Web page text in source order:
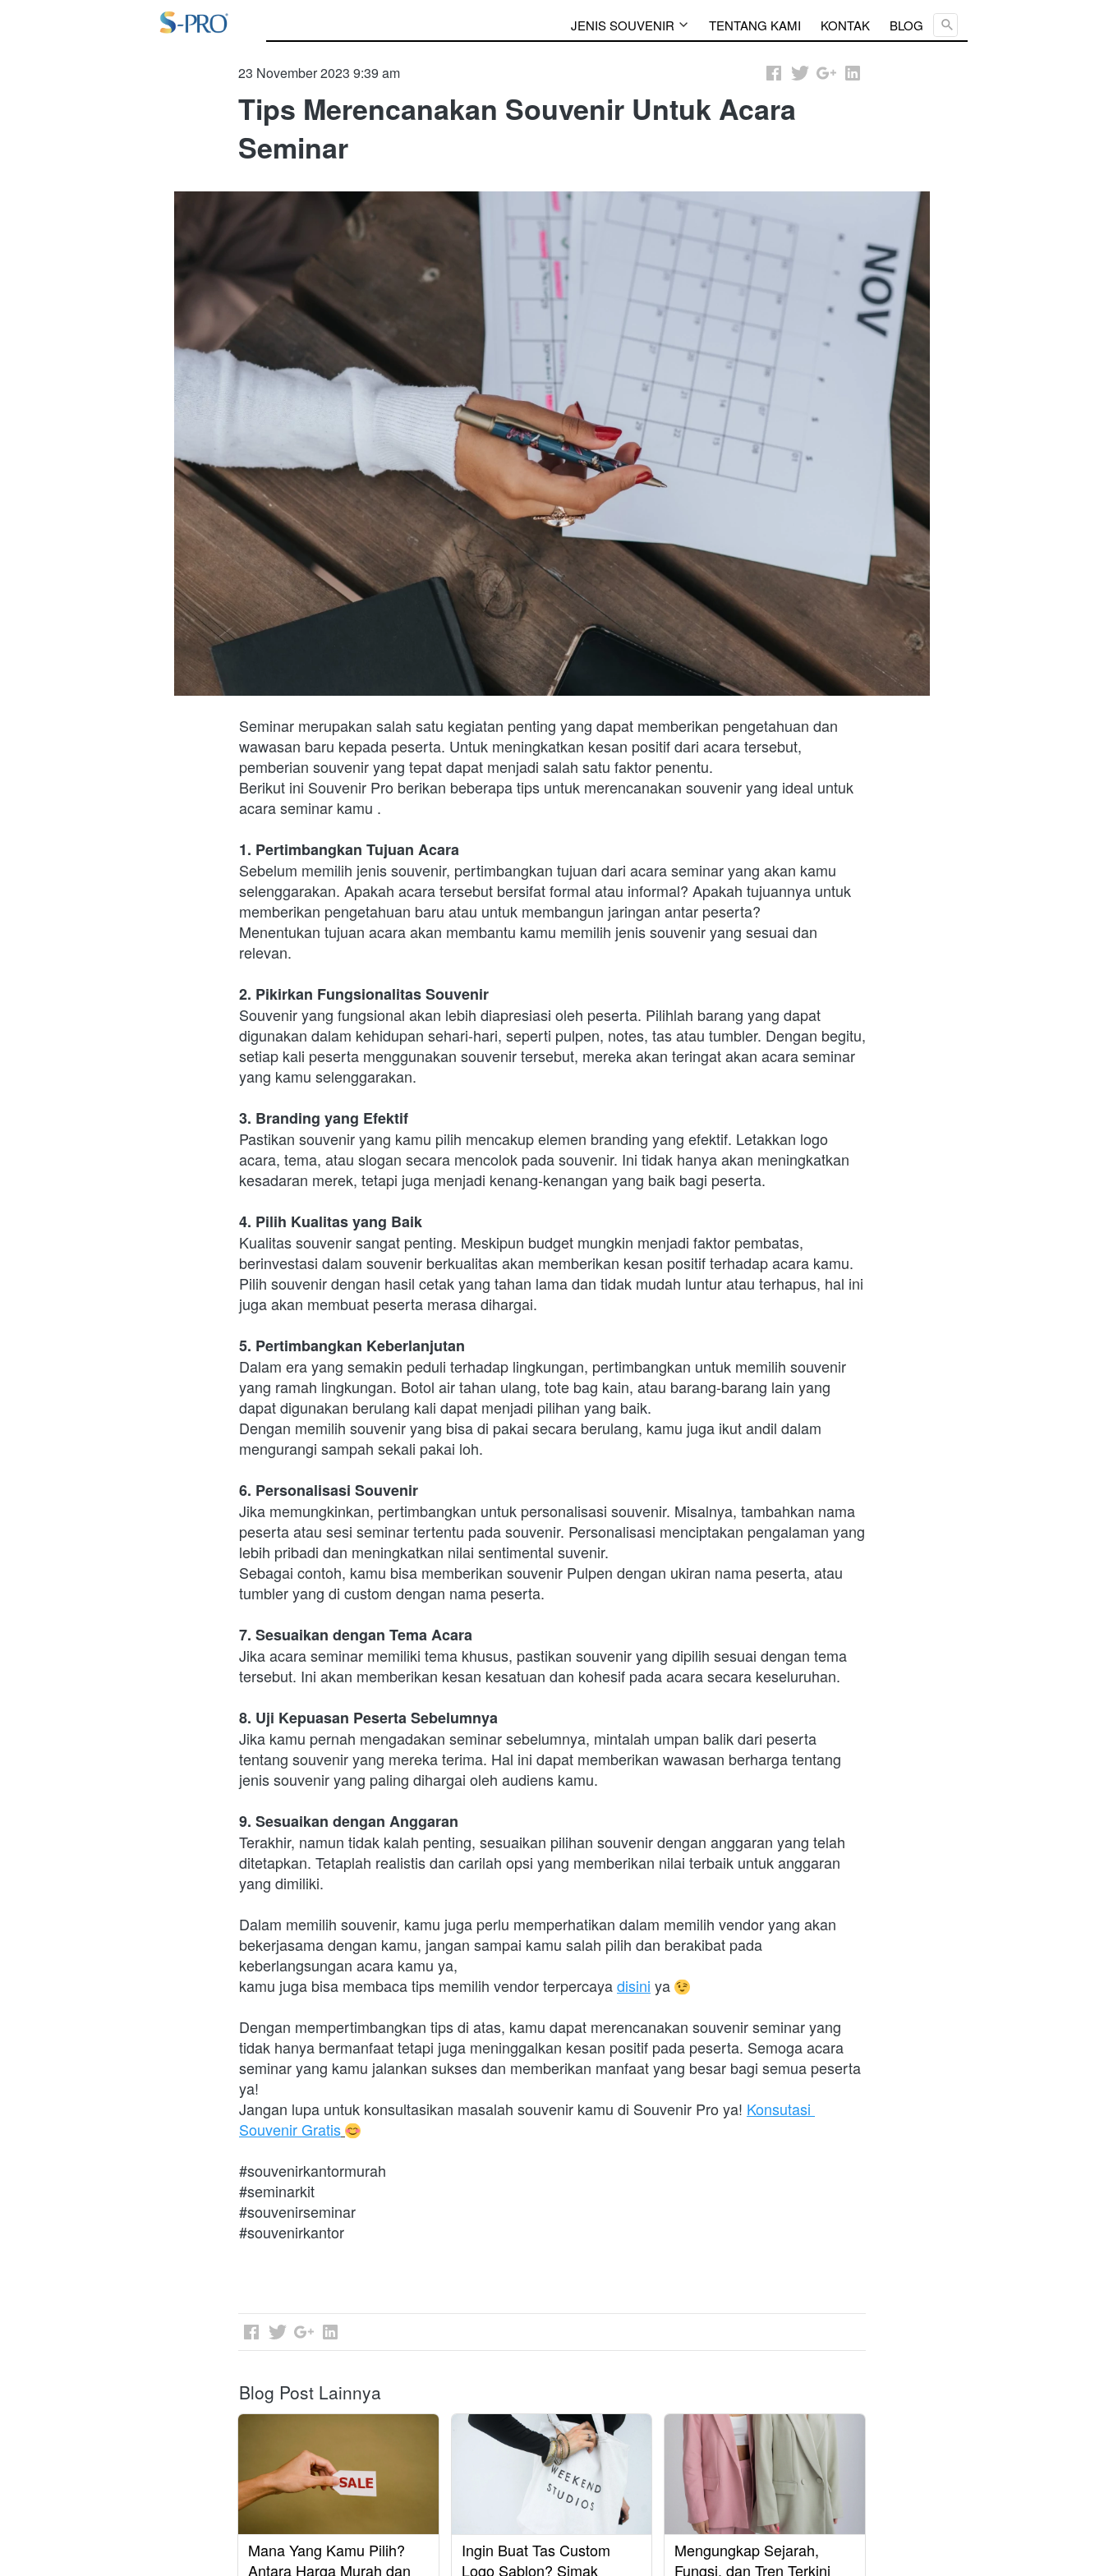
JENIS SOUVENIR TENTANG KAMI KONTAK BLOG
23 November 2023 9:39 am
Tips Merencanakan Souvenir Untuk Acara
Seminar
Seminar merupakan salah satu kegiatan penting yang dapat memberikan pengetahuan dan
wawasan baru kepada peserta. Untuk meningkatkan kesan positif dari acara tersebut,
pemberian souvenir yang tepat dapat menjadi salah satu faktor penentu.
Berikut ini Souvenir Pro berikan beberapa tips untuk merencanakan souvenir yang ideal untuk
acara seminar kamu .
1. Pertimbangkan Tujuan Acara
Sebelum memilih jenis souvenir, pertimbangkan tujuan dari acara seminar yang akan kamu
selenggarakan. Apakah acara tersebut bersifat formal atau informal? Apakah tujuannya untuk
memberikan pengetahuan baru atau untuk membangun jaringan antar peserta?
Menentukan tujuan acara akan membantu kamu memilih jenis souvenir yang sesuai dan
relevan.
2. Pikirkan Fungsionalitas Souvenir
Souvenir yang fungsional akan lebih diapresiasi oleh peserta. Pilihlah barang yang dapat
digunakan dalam kehidupan sehari-hari, seperti pulpen, notes, tas atau tumbler. Dengan begitu,
setiap kali peserta menggunakan souvenir tersebut, mereka akan teringat akan acara seminar
yang kamu selenggarakan.
3. Branding yang Efektif
Pastikan souvenir yang kamu pilih mencakup elemen branding yang efektif. Letakkan logo
acara, tema, atau slogan secara mencolok pada souvenir. Ini tidak hanya akan meningkatkan
kesadaran merek, tetapi juga menjadi kenang-kenangan yang baik bagi peserta.
4. Pilih Kualitas yang Baik
Kualitas souvenir sangat penting. Meskipun budget mungkin menjadi faktor pembatas,
berinvestasi dalam souvenir berkualitas akan memberikan kesan positif terhadap acara kamu.
Pilih souvenir dengan hasil cetak yang tahan lama dan tidak mudah luntur atau terhapus, hal ini
juga akan membuat peserta merasa dihargai.
5. Pertimbangkan Keberlanjutan
Dalam era yang semakin peduli terhadap lingkungan, pertimbangkan untuk memilih souvenir
yang ramah lingkungan. Botol air tahan ulang, tote bag kain, atau barang-barang lain yang
dapat digunakan berulang kali dapat menjadi pilihan yang baik.
Dengan memilih souvenir yang bisa di pakai secara berulang, kamu juga ikut andil dalam
mengurangi sampah sekali pakai loh.
6. Personalisasi Souvenir
Jika memungkinkan, pertimbangkan untuk personalisasi souvenir. Misalnya, tambahkan nama
peserta atau sesi seminar tertentu pada souvenir. Personalisasi menciptakan pengalaman yang
lebih pribadi dan meningkatkan nilai sentimental suvenir.
Sebagai contoh, kamu bisa memberikan souvenir Pulpen dengan ukiran nama peserta, atau
tumbler yang di custom dengan nama peserta.
7. Sesuaikan dengan Tema Acara
Jika acara seminar memiliki tema khusus, pastikan souvenir yang dipilih sesuai dengan tema
tersebut. Ini akan memberikan kesan kesatuan dan kohesif pada acara secara keseluruhan.
8. Uji Kepuasan Peserta Sebelumnya
Jika kamu pernah mengadakan seminar sebelumnya, mintalah umpan balik dari peserta
tentang souvenir yang mereka terima. Hal ini dapat memberikan wawasan berharga tentang
jenis souvenir yang paling dihargai oleh audiens kamu.
9. Sesuaikan dengan Anggaran
Terakhir, namun tidak kalah penting, sesuaikan pilihan souvenir dengan anggaran yang telah
ditetapkan. Tetaplah realistis dan carilah opsi yang memberikan nilai terbaik untuk anggaran
yang dimiliki.
Dalam memilih souvenir, kamu juga perlu memperhatikan dalam memilih vendor yang akan
bekerjasama dengan kamu, jangan sampai kamu salah pilih dan berakibat pada
keberlangsungan acara kamu ya,
kamu juga bisa membaca tips memilih vendor terpercaya disini ya
Dengan mempertimbangkan tips di atas, kamu dapat merencanakan souvenir seminar yang
tidak hanya bermanfaat tetapi juga meninggalkan kesan positif pada peserta. Semoga acara
seminar yang kamu jalankan sukses dan memberikan manfaat yang besar bagi semua peserta
ya!
Jangan lupa untuk konsultasikan masalah souvenir kamu di Souvenir Pro ya! Konsutasi
Souvenir Gratis
#souvenirkantormurah
#seminarkit
#souvenirseminar
#souvenirkantor
Blog Post Lainnya
Mana Yang Kamu Pilih?
Antara Harga Murah dan
Ingin Buat Tas Custom
Logo Sablon? Simak
Mengungkap Sejarah,
Fungsi, dan Tren Terkini